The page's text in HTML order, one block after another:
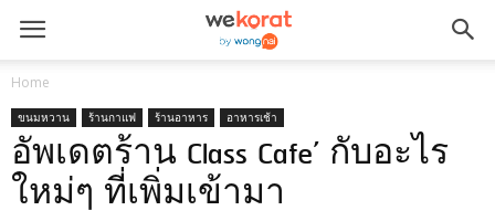
Home
ขนมหวาน ร้านกาแฟ ร้านอาหาร อาหารเช้า
อัพเดตร้าน Class Cafe’ กับอะไร
ใหม่ๆ ที่เพิ่มเข้ามา